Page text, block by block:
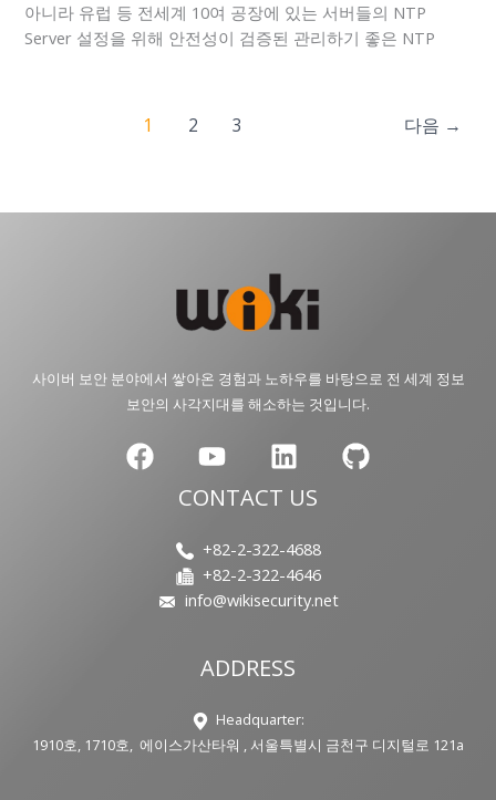
아니라 유럽 등 전세계 10여 공장에 있는 서버들의 NTP
Server 설정을 위해 안전성이 검증된 관리하기 좋은 NTP
1 2 3 다음 →
사이버 보안 분야에서 쌓아온 경험과 노하우를 바탕으로 전 세계 정보
보안의 사각지대를 해소하는 것입니다.
CONTACT US
+82-2-322-4688
+82-2-322-4646
info@wikisecurity.net
ADDRESS
Headquarter:
1910호, 1710호, 에이스가산타워 , 서울특별시 금천구 디지털로 121a